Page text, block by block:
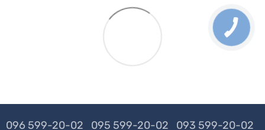
096 599-20-02 095 599-20-02 093 599-20-02